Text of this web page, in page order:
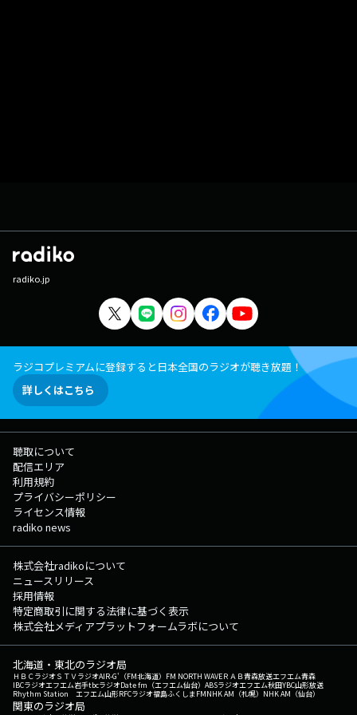
radiko.jp
ラジコプレミアムに登録すると日本全国のラジオが聴き放題！
詳しくはこちら
聴取について
配信エリア
利用規約
プライバシーポリシー
ライセンス情報
radiko news
株式会社radikoについて
ニュースリリース
採用情報
特定商取引に関する法律に基づく表示
株式会社メディアプラットフォームラボについて
北海道・東北のラジオ局
ＨＢＣラジオＳＴＶラジオAIR-G'（FM北海道） FM NORTH WAVEＲＡＢ青森放送エフエム青森
IBCラジオエフエム岩手tbcラジオDate fm（エフエム仙台） ABSラジオエフエム秋田YBC山形放送
Rhythm Station エフエム山形RFCラジオ福島ふくしまFMNHK AM（札幌） NHK AM（仙台）
関東のラジオ局